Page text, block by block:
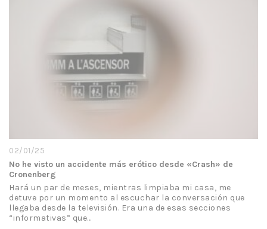
02/01/25
No he visto un accidente más erótico desde «Crash» de
Cronenberg
Hará un par de meses, mientras limpiaba mi casa, me
detuve por un momento al escuchar la conversación que
llegaba desde la televisión. Era una de esas secciones
“informativas” que…